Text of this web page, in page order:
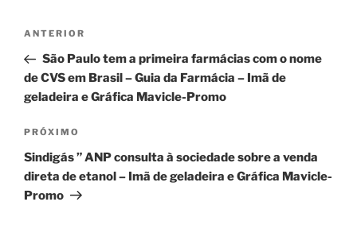
Navegação
Post
Post
anterior
ANTERIOR
São Paulo tem a primeira farmácias com o nome
de CVS em Brasil – Guia da Farmácia – Imã de
geladeira e Gráfica Mavicle-Promo
Próximo
post
PRÓXIMO
Sindigás ” ANP consulta à sociedade sobre a venda
direta de etanol – Imã de geladeira e Gráfica Mavicle-
Promo